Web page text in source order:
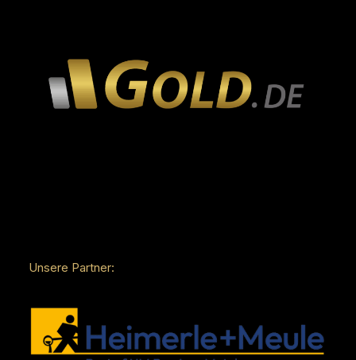
Unsere Partner: